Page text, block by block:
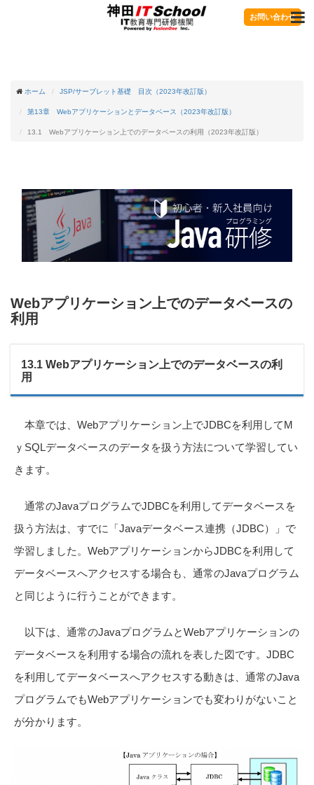
お問い合わせ
ホーム JSP/サーブレット基礎 目次（2023年改訂版）
第13章 Webアプリケーションとデータベース（2023年改訂版）
13.1 Webアプリケーション上でのデータベースの利用（2023年改訂版）
Webアプリケーション上でのデータベースの
利用
13.1 Webアプリケーション上でのデータベースの利
用
本章では、Webアプリケーション上でJDBCを利用してM
ｙSQLデータベースのデータを扱う方法について学習してい
きます。
通常のJavaプログラムでJDBCを利用してデータベースを
扱う方法は、すでに「Javaデータベース連携（JDBC）」で
学習しました。WebアプリケーションからJDBCを利用して
データベースへアクセスする場合も、通常のJavaプログラム
と同じように行うことができます。
以下は、通常のJavaプログラムとWebアプリケーションの
データベースを利用する場合の流れを表した図です。JDBC
を利用してデータベースへアクセスする動きは、通常のJava
プログラムでもWebアプリケーションでも変わりがないこと
が分かります。